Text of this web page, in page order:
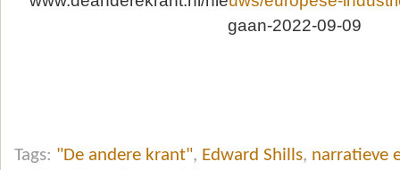
gaan-2022-09-09
Tags: "De andere krant", Edward Shills, narratieve